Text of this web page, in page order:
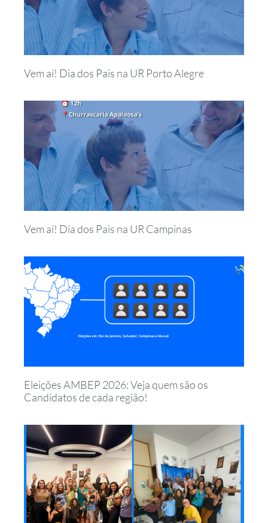
Vem aí! Dia dos Pais na UR Porto Alegre
Vem aí! Dia dos Pais na UR Campinas
Eleições AMBEP 2026: Veja quem são os
Candidatos de cada região!